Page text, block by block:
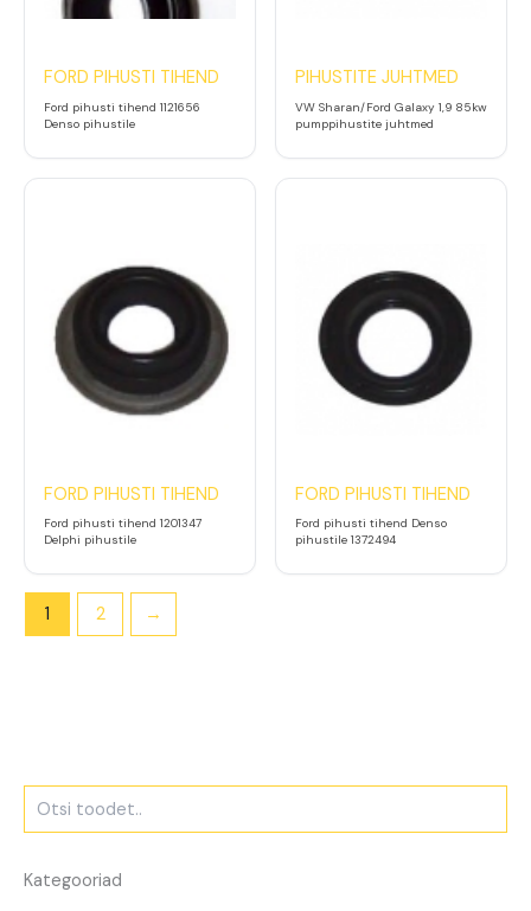
Kategooriad
FORD PIHUSTI TIHEND
Ford pihusti tihend 1121656
Denso pihustile
PIHUSTITE JUHTMED
VW Sharan/Ford Galaxy 1,9 85kw
pumppihustite juhtmed
FORD PIHUSTI TIHEND
Ford pihusti tihend 1201347
Delphi pihustile
FORD PIHUSTI TIHEND
Ford pihusti tihend Denso
pihustile 1372494
1 2 →